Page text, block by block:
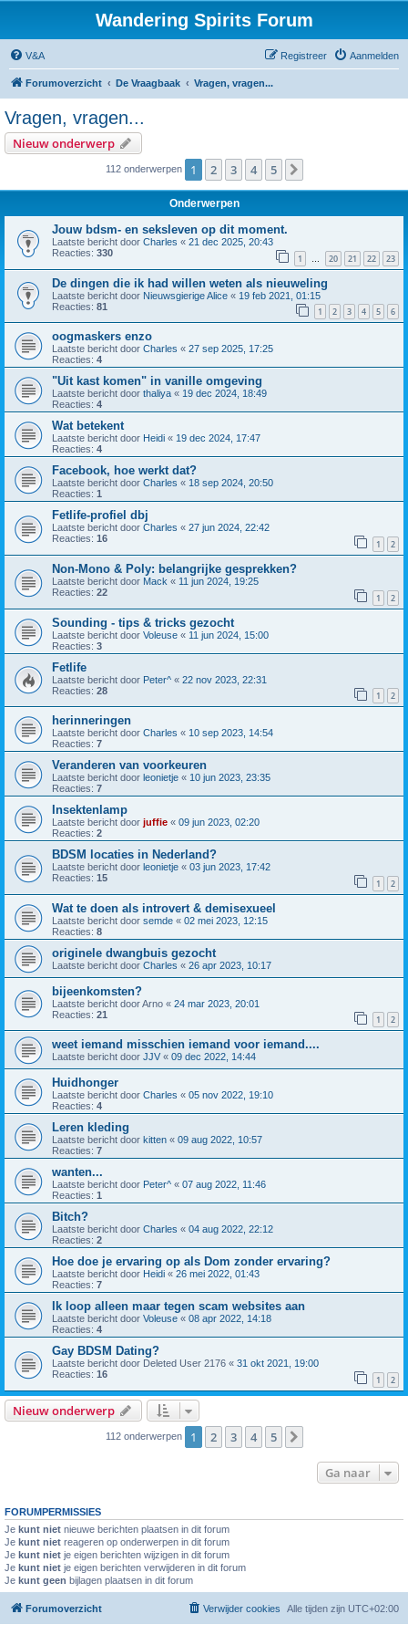
Wandering Spirits Forum
V&A Aanmelden
Registreer
Forumoverzicht De Vraagbaak Vragen, vragen...
Vragen, vragen...
Nieuw onderwerp
112 onderwerpen 1 2 3 4 5
Onderwerpen
Jouw bdsm- en seksleven op dit moment.
Laatste bericht door Charles « 21 dec 2025, 20:43
Reacties: 330 1 … 20 21 22 23
De dingen die ik had willen weten als nieuweling
Laatste bericht door Nieuwsgierige Alice « 19 feb 2021, 01:15
Reacties: 81 1 2 3 4 5 6
oogmaskers enzo
Laatste bericht door Charles « 27 sep 2025, 17:25
Reacties: 4
"Uit kast komen" in vanille omgeving
Laatste bericht door thaliya « 19 dec 2024, 18:49
Reacties: 4
Wat betekent
Laatste bericht door Heidi « 19 dec 2024, 17:47
Reacties: 4
Facebook, hoe werkt dat?
Laatste bericht door Charles « 18 sep 2024, 20:50
Reacties: 1
Fetlife-profiel dbj
Laatste bericht door Charles « 27 jun 2024, 22:42
Reacties: 16 1 2
Non-Mono & Poly: belangrijke gesprekken?
Laatste bericht door Mack « 11 jun 2024, 19:25
Reacties: 22 1 2
Sounding - tips & tricks gezocht
Laatste bericht door Voleuse « 11 jun 2024, 15:00
Reacties: 3
Fetlife
Laatste bericht door Peter^ « 22 nov 2023, 22:31
Reacties: 28 1 2
herinneringen
Laatste bericht door Charles « 10 sep 2023, 14:54
Reacties: 7
Veranderen van voorkeuren
Laatste bericht door leonietje « 10 jun 2023, 23:35
Reacties: 7
Insektenlamp
Laatste bericht door juffie « 09 jun 2023, 02:20
Reacties: 2
BDSM locaties in Nederland?
Laatste bericht door leonietje « 03 jun 2023, 17:42
Reacties: 15 1 2
Wat te doen als introvert & demisexueel
Laatste bericht door semde « 02 mei 2023, 12:15
Reacties: 8
originele dwangbuis gezocht
Laatste bericht door Charles « 26 apr 2023, 10:17
bijeenkomsten?
Laatste bericht doorArno « 24 mar 2023, 20:01
Reacties: 21 1 2
weet iemand misschien iemand voor iemand....
Laatste bericht door JJV « 09 dec 2022, 14:44
Huidhonger
Laatste bericht door Charles « 05 nov 2022, 19:10
Reacties: 4
Leren kleding
Laatste bericht door kitten « 09 aug 2022, 10:57
Reacties: 7
wanten...
Laatste bericht door Peter^ « 07 aug 2022, 11:46
Reacties: 1
Bitch?
Laatste bericht door Charles « 04 aug 2022, 22:12
Reacties: 2
Hoe doe je ervaring op als Dom zonder ervaring?
Laatste bericht door Heidi « 26 mei 2022, 01:43
Reacties: 7
Ik loop alleen maar tegen scam websites aan
Laatste bericht door Voleuse « 08 apr 2022, 14:18
Reacties: 4
Gay BDSM Dating?
Laatste bericht door Deleted User 2176 « 31 okt 2021, 19:00
Reacties: 16 1 2
Nieuw onderwerp
112 onderwerpen 1 2 3 4 5
Ga naar
FORUMPERMISSIES
Je kunt niet nieuwe berichten plaatsen in dit forum
Je kunt niet reageren op onderwerpen in dit forum
Je kunt niet je eigen berichten wijzigen in dit forum
Je kunt niet je eigen berichten verwijderen in dit forum
Je kunt geen bijlagen plaatsen in dit forum
Forumoverzicht Alle tijden zijn UTC+02:00
Verwijder cookies